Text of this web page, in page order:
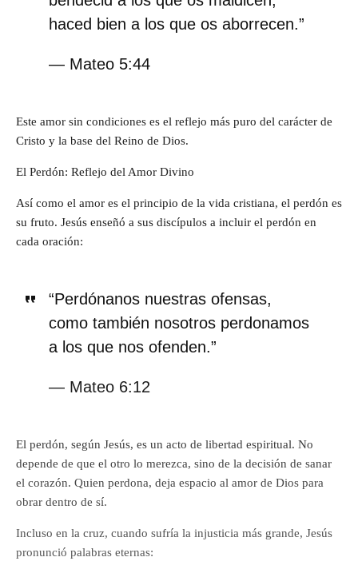
haced bien a los que os aborrecen.”
— Mateo 5:44
Este amor sin condiciones es el reflejo más puro del carácter de
Cristo y la base del Reino de Dios.
El Perdón: Reflejo del Amor Divino
Así como el amor es el principio de la vida cristiana, el perdón es
su fruto. Jesús enseñó a sus discípulos a incluir el perdón en
cada oración:
“Perdónanos nuestras ofensas,
como también nosotros perdonamos
a los que nos ofenden.”
— Mateo 6:12
El perdón, según Jesús, es un acto de libertad espiritual. No
depende de que el otro lo merezca, sino de la decisión de sanar
el corazón. Quien perdona, deja espacio al amor de Dios para
obrar dentro de sí.
Incluso en la cruz, cuando sufría la injusticia más grande, Jesús
pronunció palabras eternas: